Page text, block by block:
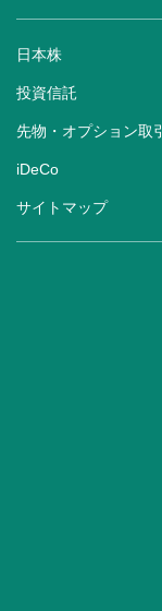
日本株
投資信託
先物・オプション取引
iDeCo
サイトマップ